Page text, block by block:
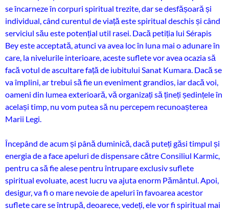
se încarneze în corpuri spiritual trezite, dar se desfășoară și
individual, când curentul de viață este spiritual deschis și când
serviciul său este potențial util rasei. Dacă petiția lui Sérapis
Bey este acceptată, atunci va avea loc în luna mai o adunare în
care, la nivelurile interioare, aceste suflete vor avea ocazia să
facă votul de ascultare față de iubitului Sanat Kumara. Dacă se
va împlini, ar trebui să fie un eveniment grandios, iar dacă voi,
oameni din lumea exterioară, vă organizați să țineți ședințele în
același timp, nu vom putea să nu percepem recunoașterea
Marii Legi.
Începând de acum și până duminică, dacă puteți găsi timpul și
energia de a face apeluri de dispensare către Consiliul Karmic,
pentru ca să fie alese pentru întrupare exclusiv suflete
spiritual evoluate, acest lucru va ajuta enorm Pământul. Apoi,
desigur, va fi o mare nevoie de apeluri în favoarea acestor
suflete care se întrupă, deoarece, vedeți, ele vor fi spiritual mai